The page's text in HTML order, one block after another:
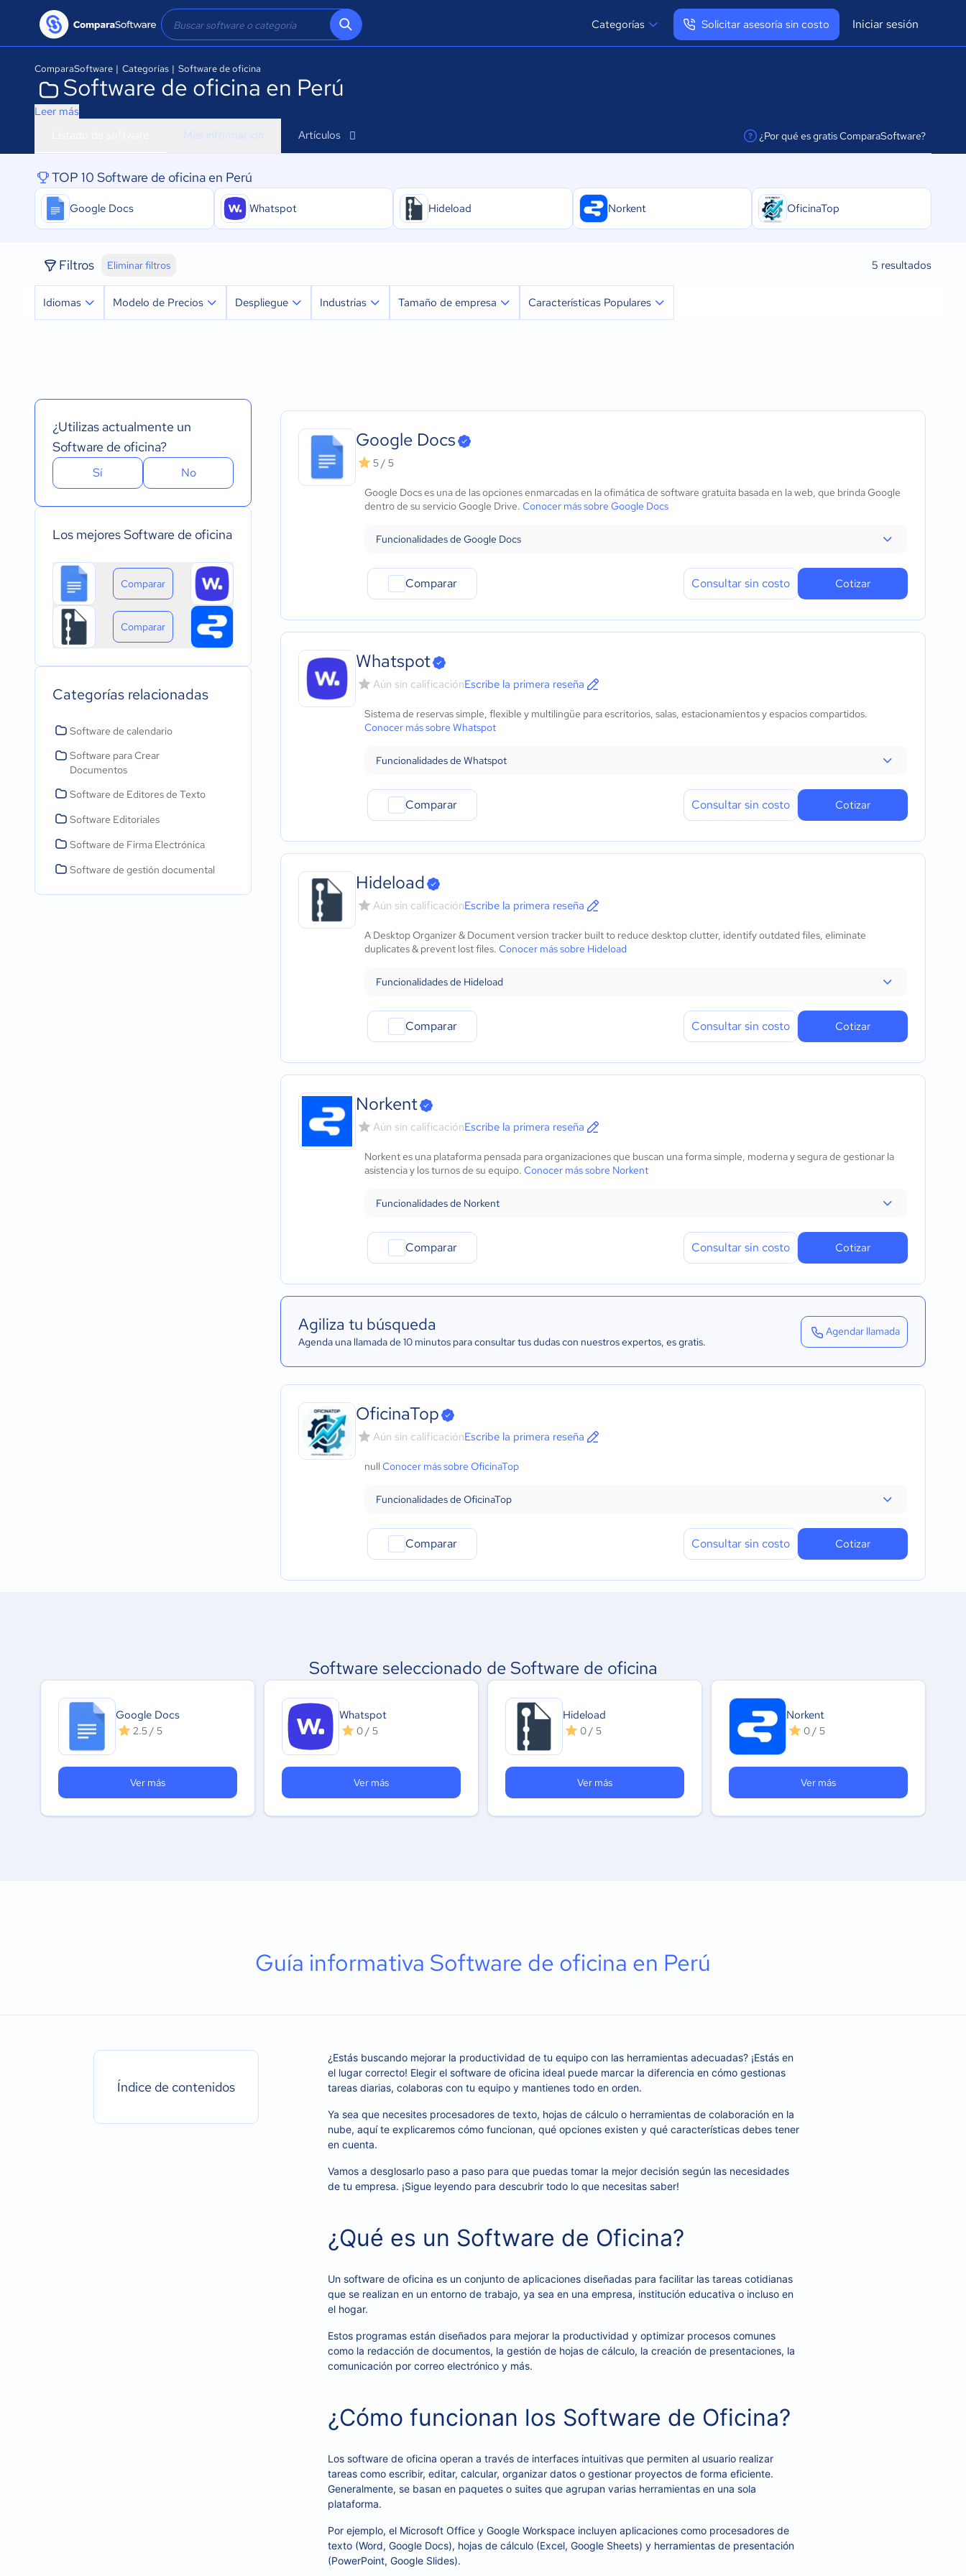
Categorías Solicitar asesoría sin costo Iniciar sesión
ComparaSoftware | Categorías | Software de oficina
Software de oficina en Perú
Leer más
Más información Artículos ¿Por qué es gratis ComparaSoftware?
facilitar la conexión
TOP 10 Software de oficina en Perú
Google Docs Whatspot Hideload Norkent OficinaTop
Filtros Eliminar filtros 5 resultados
Idiomas Modelo de Precios
Pago de única vez
Despliegue
Dispositivo móvil - iOS Nativo
Dispositivo móvil - Android Nativo
Industrias
Seguros
Legales
Farmacéutica
Bienes raíces
Minorista
Software / TI
Gobierno
Marketing y Comunicación
Automotriz
Comercio Electrónico
Ventas y servicios
Tecnología
Recursos Humanos
Aeroespacial y defensa
Moda y textiles
Tamaño de empresa Características Populares
¿Utilizas actualmente un
Software de oficina?
Sí No
Los mejores Software de oficina
Comparar
Comparar
Categorías relacionadas
Software de calendario
Software para Crear
Documentos
Software de Editores de Texto
Software Editoriales
Software de Firma Electrónica
Software de gestión documental
Google Docs
5 / 5
Google Docs es una de las opciones enmarcadas en la ofimática de software gratuita basada en la web, que brinda Google
dentro de su servicio Google Drive. Conocer más sobre Google Docs
Funcionalidades de Google Docs
Comparar Consultar sin costo Cotizar
Whatspot
Aún sin calificaciónEscribe la primera reseña
Sistema de reservas simple, flexible y multilingüe para escritorios, salas, estacionamientos y espacios compartidos.
Conocer más sobre Whatspot
Funcionalidades de Whatspot
Comparar Consultar sin costo Cotizar
Hideload
Aún sin calificaciónEscribe la primera reseña
A Desktop Organizer & Document version tracker built to reduce desktop clutter, identify outdated files, eliminate
duplicates & prevent lost files. Conocer más sobre Hideload
Funcionalidades de Hideload
Comparar Consultar sin costo Cotizar
Norkent
Aún sin calificaciónEscribe la primera reseña
Norkent es una plataforma pensada para organizaciones que buscan una forma simple, moderna y segura de gestionar la
asistencia y los turnos de su equipo. Conocer más sobre Norkent
Funcionalidades de Norkent
Comparar Consultar sin costo Cotizar
Agiliza tu búsqueda
Agenda una llamada de 10 minutos para consultar tus dudas con nuestros expertos, es gratis.
Agendar llamada
OficinaTop
Aún sin calificaciónEscribe la primera reseña
null Conocer más sobre OficinaTop
Funcionalidades de OficinaTop
Comparar Consultar sin costo Cotizar
Software seleccionado de Software de oficina
Google Docs
2.5 / 5
Ver más
Whatspot
0 / 5
Ver más
Hideload
0 / 5
Ver más
Norkent
0 / 5
Ver más
Guía informativa Software de oficina en Perú
Índice de contenidos
¿Estás buscando mejorar la productividad de tu equipo con las herramientas adecuadas? ¡Estás en
el lugar correcto! Elegir el software de oficina ideal puede marcar la diferencia en cómo gestionas
tareas diarias, colaboras con tu equipo y mantienes todo en orden.
Ya sea que necesites procesadores de texto, hojas de cálculo o herramientas de colaboración en la
nube, aquí te explicaremos cómo funcionan, qué opciones existen y qué características debes tener
en cuenta.
Vamos a desglosarlo paso a paso para que puedas tomar la mejor decisión según las necesidades
de tu empresa. ¡Sigue leyendo para descubrir todo lo que necesitas saber!
¿Qué es un Software de Oficina?
Un software de oficina es un conjunto de aplicaciones diseñadas para facilitar las tareas cotidianas
que se realizan en un entorno de trabajo, ya sea en una empresa, institución educativa o incluso en
el hogar.
Estos programas están diseñados para mejorar la productividad y optimizar procesos comunes
como la redacción de documentos, la gestión de hojas de cálculo, la creación de presentaciones, la
comunicación por correo electrónico y más.
¿Cómo funcionan los Software de Oficina?
Los software de oficina operan a través de interfaces intuitivas que permiten al usuario realizar
tareas como escribir, editar, calcular, organizar datos o gestionar proyectos de forma eficiente.
Generalmente, se basan en paquetes o suites que agrupan varias herramientas en una sola
plataforma.
Por ejemplo, el Microsoft Office y Google Workspace incluyen aplicaciones como procesadores de
texto (Word, Google Docs), hojas de cálculo (Excel, Google Sheets) y herramientas de presentación
(PowerPoint, Google Slides).